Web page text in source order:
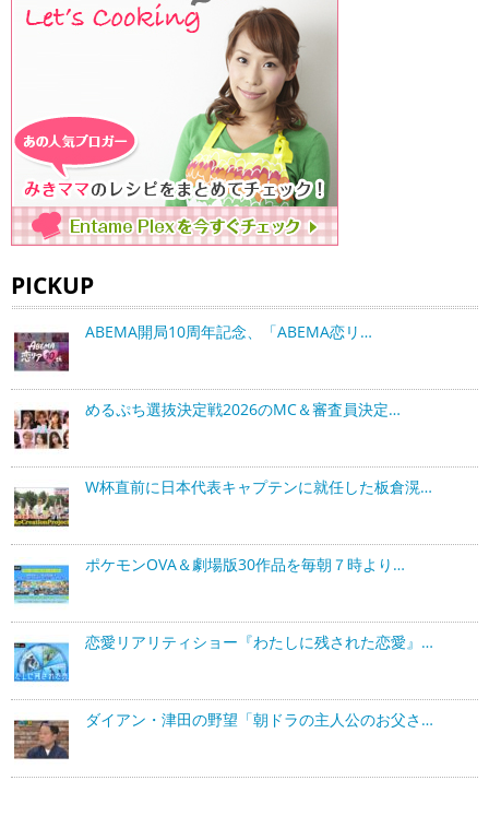
PICKUP
ABEMA開局10周年記念、「ABEMA恋リ…
めるぷち選抜決定戦2026のMC＆審査員決定…
W杯直前に日本代表キャプテンに就任した板倉滉…
ポケモンOVA＆劇場版30作品を毎朝７時より…
恋愛リアリティショー『わたしに残された恋愛』…
ダイアン・津田の野望「朝ドラの主人公のお父さ…